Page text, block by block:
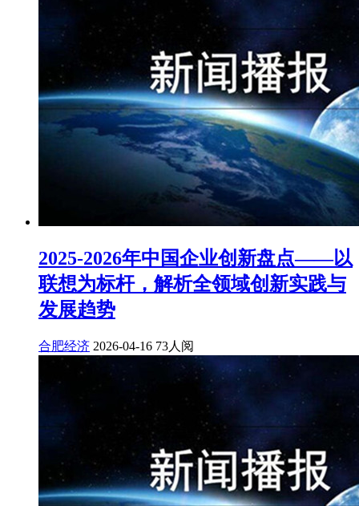
2025-2026年中国企业创新盘点——以
联想为标杆，解析全领域创新实践与
发展趋势
合肥经济 2026-04-16 73人阅